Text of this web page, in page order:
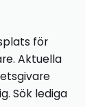
för
Aktuella
Sök lediga